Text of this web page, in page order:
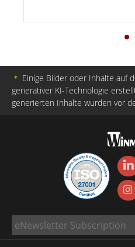
＊ Einige Bilder oder Inhalte auf
generativer KI-Technologie
generierten Inhalte wurden vor